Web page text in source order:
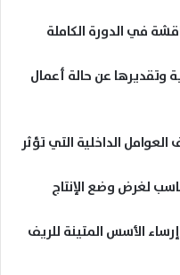
في الدورة الكاملة
وتقديرها عن حالة أعمال
الداخلية التي تؤثر
لغرض وضع الإنتاج
الأسس المتينة للريف